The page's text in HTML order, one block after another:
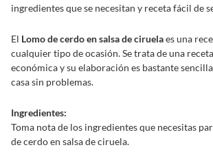
ingredientes que se necesitan y receta fácil de
El Lomo de cerdo en salsa de ciruelaes una
cualquier tipo de ocasión. Se trata de una
económica y su elaboración es bastante
casa sin problemas.
Ingredientes:
Toma nota de los ingredientes que necesitas
de cerdo en salsa de ciruela.